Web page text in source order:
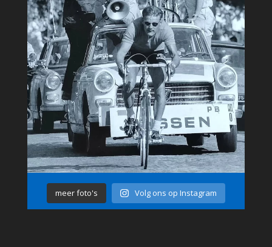
meer foto's Volg ons op Instagram